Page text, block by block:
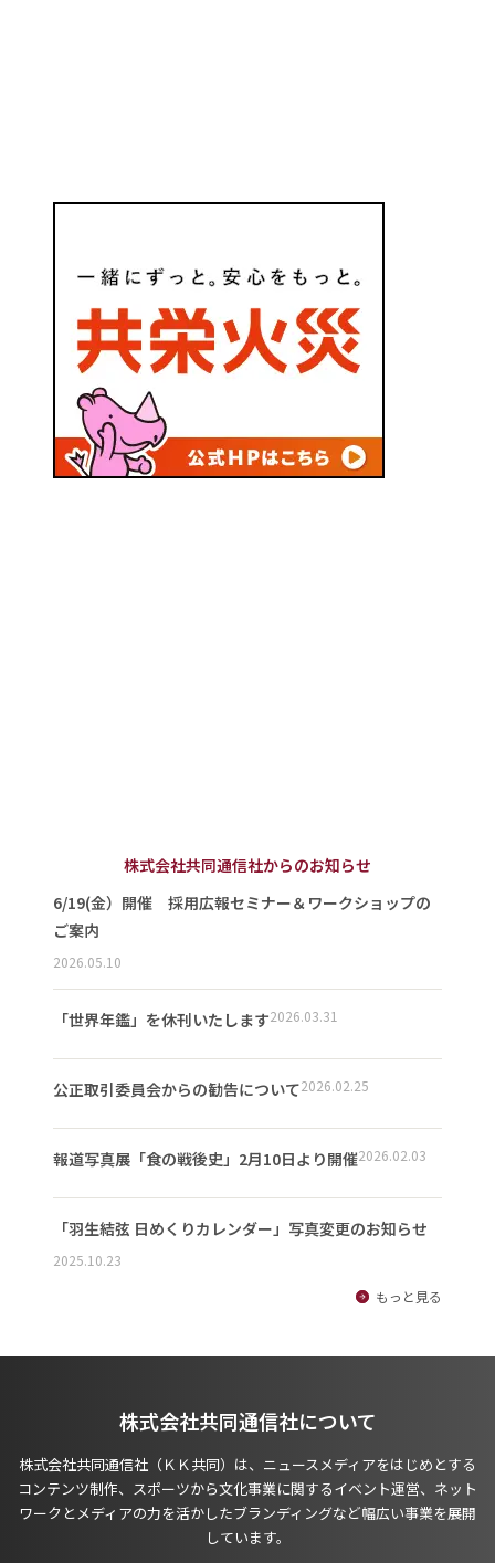
株式会社共同通信社からのお知らせ
6/19(金）開催 採用広報セミナー＆ワークショップの
ご案内
2026.05.10
「世界年鑑」を休刊いたします2026.03.31
公正取引委員会からの勧告について2026.02.25
報道写真展「食の戦後史」2月10日より開催2026.02.03
「羽生結弦 日めくりカレンダー」写真変更のお知らせ
2025.10.23
もっと見る
株式会社共同通信社について
株式会社共同通信社（ＫＫ共同）は、ニュースメディアをはじめとする
コンテンツ制作、スポーツから文化事業に関するイベント運営、ネット
ワークとメディアの力を活かしたブランディングなど幅広い事業を展開
しています。